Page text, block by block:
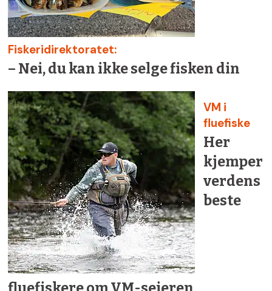
Fiskeridirektoratet:
– Nei, du kan ikke selge fisken din
VM i
fluefiske
Her
kjemper
verdens
beste